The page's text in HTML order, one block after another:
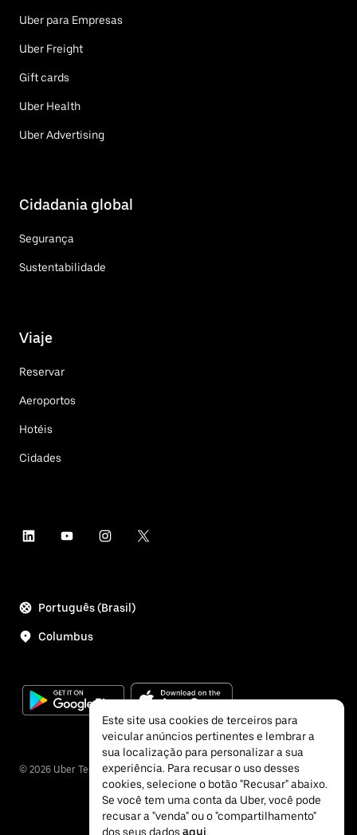
Uber para Empresas
Uber Freight
Gift cards
Uber Health
Uber Advertising
Cidadania global
Segurança
Sustentabilidade
Viaje
Reservar
Aeroportos
Hotéis
Cidades
Português (Brasil)
Columbus
© 2026 Uber Technologies Inc.
Este site usa cookies de terceiros para
veicular anúncios pertinentes e lembrar a
sua localização para personalizar a sua
experiência. Para recusar o uso desses
cookies, selecione o botão "Recusar" abaixo.
Se você tem uma conta da Uber, você pode
recusar a "venda" ou o "compartilhamento"
dos seus dados aqui.